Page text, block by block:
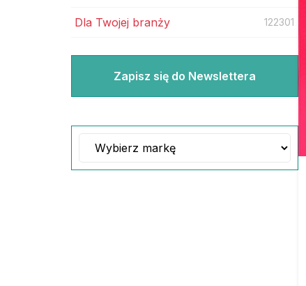
Dla Twojej branży 122301
Zapisz się do Newslettera